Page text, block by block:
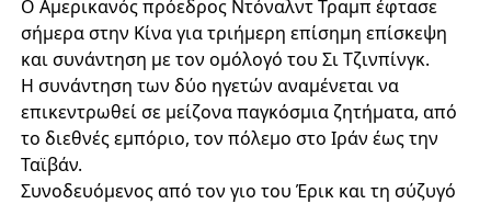
Ο Αμερικανός πρόεδρος Ντόναλντ Τραμπ έφτασε
σήμερα στην Κίνα για τριήμερη επίσημη επίσκεψη
και συνάντηση με τον ομόλογό του Σι Τζινπίνγκ.
Η συνάντηση των δύο ηγετών αναμένεται να
επικεντρωθεί σε μείζονα παγκόσμια ζητήματα, από
το διεθνές εμπόριο, τον πόλεμο στο Ιράν έως την
Ταϊβάν.
Συνοδευόμενος από τον γιο του Έρικ και τη σύζυγό